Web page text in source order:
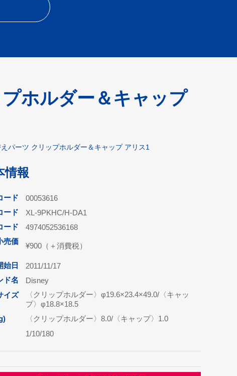
ホルダー＆キャップ
パーツ クリップホルダー＆キャップ アリス1
情報
ード
00053616
ード
XL-9PKHC/H-DA1
ード
4974052536168
売価
¥900（＋消費税）
始日
2011/11/17
ド名
Disney
イズ
〈クリップホルダー〉φ19.6×23.4×49.0/〈キャッ
プ〉φ18.8×18.5
〈クリップホルダー〉8.0/〈キャップ〉1.0
1/10/180